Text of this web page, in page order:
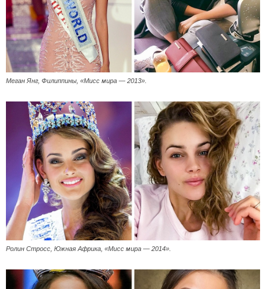
Меган Янг, Филиппины, «Мисс мира — 2013».
Ролин Стросс, Южная Африка, «Мисс мира — 2014».